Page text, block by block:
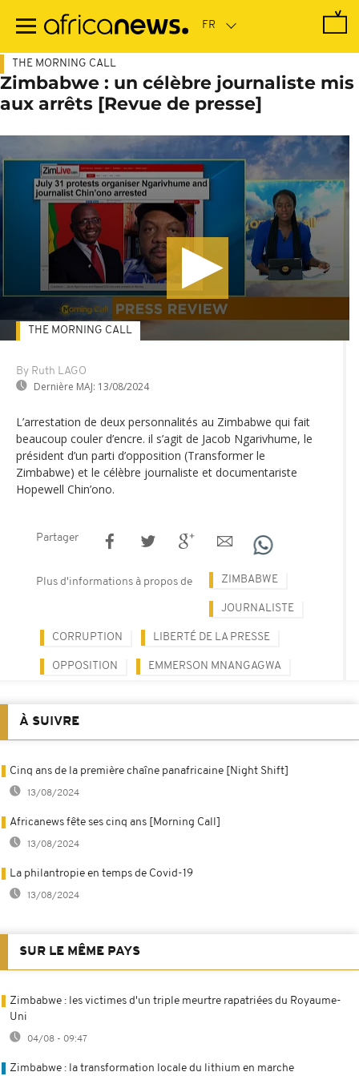
contenu
THE MORNING CALL
Zimbabwe : un célèbre journaliste mis
aux arrêts [Revue de presse]
By Ruth LAGO
Dernière MAJ: 13/08/2024
THE MORNING CALL
L’arrestation de deux personnalités au Zimbabwe qui fait
beaucoup couler d’encre. il s’agit de Jacob Ngarivhume, le
président d’un parti d’opposition (Transformer le
Zimbabwe) et le célèbre journaliste et documentariste
Hopewell Chin’ono.
Partager
Plus d'informations à propos de ZIMBABWE
JOURNALISTE
CORRUPTION LIBERTÉ DE LA PRESSE
OPPOSITION EMMERSON MNANGAGWA
À SUIVRE
Cinq ans de la première chaîne panafricaine [Night Shift]
13/08/2024
Africanews fête ses cinq ans [Morning Call]
13/08/2024
La philantropie en temps de Covid-19
13/08/2024
SUR LE MÊME PAYS
Zimbabwe : les victimes d'un triple meurtre rapatriées du Royaume-
Uni
04/08 - 09:47
Zimbabwe : la transformation locale du lithium en marche